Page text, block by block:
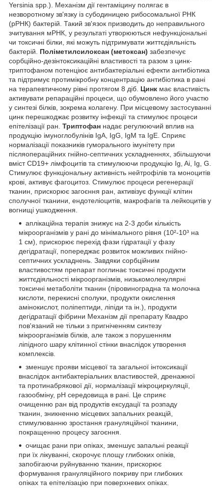
Yersinia spp.). Механізм дії гентаміцину полягає в
незворотному зв'язку із субодиницею рибосомальної РНК
(рРНК) бактерій. Такий зв'язок призводить до неправильного
зчитування мРНК, у результаті утворюються нефункціональні
чи токсичні білки, які можуть підтримувати життєдіяльність
бактерій. Поліметилсилоксан (метоксан) забезпечує
сорбційно-дезінтоксикаційні властивості та разом з цинк-
триптофаном потенціює антибактеріальні ефекти антибіотика
та підтримує протимікробну концентрацію антибіотика в рані
на терапевтичному рівні протягом 8 діб. Цинк має властивість
активувати репараційні процеси, що обумовлено його участю
у синтезі білків, зокрема колагену. При місцевому застосуванні
цинк перешкоджає розвитку інфекції та стимулює процеси
епітелізації ран. Триптофан надає регулюючий вплив на
продукцію імуноглобулінів IgA, IgG, IgM та IgE. Сприяє
нормалізації показників гуморального імунітету при
післяопераційних гнійно-септичних ускладненнях, збільшуючи
вміст CD19+ лімфоцитів та стимулюючи продукцію Ig, Ai, Ig, G.
Стимулює функціональну активність нейтрофілів та моноцитів
крові, активує фагоцитоз. Стимулює процеси регенерації
тканин, прискорює загоєння ран, активізує функції клітин
сполучної тканини, ендотеліоцитів, макрофагів та лейкоцитів у
вогнищі ушкодження.
аплікаційна терапія знижує на 2-3 доби кількість
мікроорганізмів у рані до мінімального рівня (10²-10³ на
1 см), прискорює перехід фази гідратації у фазу
дегідратації, попереджає розвиток можливих гнійно-
септичних ускладнень. Завдяки сорбційним
властивостям препарат поглинає токсичні продукти
життєдіяльності мікроорганізмів, низькомолекулярні
токсичні метаболіти тканин (піровиноградна та молочна
кислоти, перекисні сполуки, продукти окислення
амінокислот, поліпептиди, ліпіди та ін.), продукти
дегідратації фібрини Механізм дії препарату Квадро
пов'язаний не тільки з пригніченням синтезу
мікроорганізмів білків, але також з порушенням
ліпідного шару клітинної стінки внаслідок утворення
комплексів.
зменшує прояви місцевої та загальної інтоксикації
внаслідок антибактеріальних властивостей, дренажної
та протинабрякової дії, нормалізації мікроциркуляції,
газообміну, рН середовища в рані. Це сприяє
очищенню ран від продуктів ексудації та розпаду
тканин, зникненню місцевих запальних реакцій,
стимулюванню зростання грануляційної тканини,
покращенню процесу загоєння.
очищає рани при опіках, зменшує запальні реакції
при їх лікуванні, скорочує площу глибоких опіків,
запобігаючи руйнуванню тканин, прискорює
формування грануляційного покриву при глибоких
опіках та епітелізацію при поверхневих опіках.